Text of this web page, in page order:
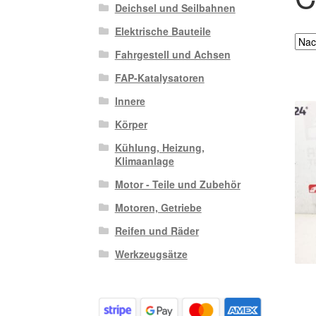
Deichsel und Seilbahnen
Elektrische Bauteile
Fahrgestell und Achsen
FAP-Katalysatoren
Innere
Körper
Kühlung, Heizung,
Klimaanlage
Motor - Teile und Zubehör
Motoren, Getriebe
Reifen und Räder
Werkzeugsätze